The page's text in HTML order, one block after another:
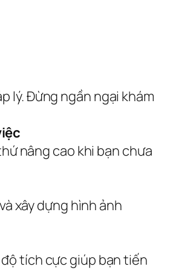
lý. Đừng ngần ngại khám
nâng cao khi bạn chưa
xây dựng hình ảnh
tích cực giúp bạn tiến